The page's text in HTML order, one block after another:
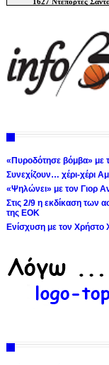
«Πυροδότησε βόμβα» με
Συνεχίζουν… χέρι-χέρι
«Ψηλώνει» με τον Γιορ
Στις 2/9 η εκδίκαση των
της ΕΟΚ
Ενίσχυση με τον Χρήστο